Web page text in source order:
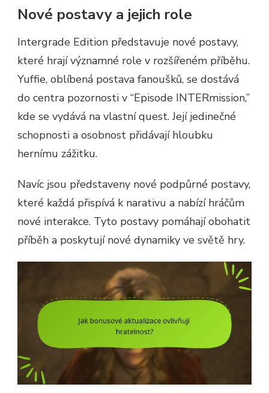
Nové postavy a jejich role
Intergrade Edition představuje nové postavy,
které hrají významné role v rozšířeném příběhu.
Yuffie, oblíbená postava fanoušků, se dostává
do centra pozornosti v “Episode INTERmission,”
kde se vydává na vlastní quest. Její jedinečné
schopnosti a osobnost přidávají hloubku
hernímu zážitku.
Navíc jsou představeny nové podpůrné postavy,
které každá přispívá k narativu a nabízí hráčům
nové interakce. Tyto postavy pomáhají obohatit
příběh a poskytují nové dynamiky ve světě hry.